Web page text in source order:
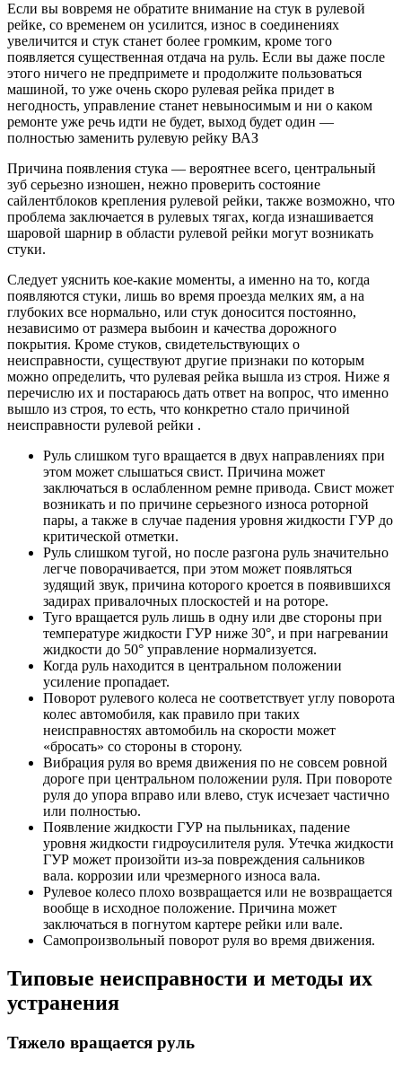
Если вы вовремя не обратите внимание на стук в рулевой
рейке, со временем он усилится, износ в соединениях
увеличится и стук станет более громким, кроме того
появляется существенная отдача на руль. Если вы даже после
этого ничего не предпримете и продолжите пользоваться
машиной, то уже очень скоро рулевая рейка придет в
негодность, управление станет невыносимым и ни о каком
ремонте уже речь идти не будет, выход будет один —
полностью заменить рулевую рейку ВАЗ
Причина появления стука — вероятнее всего, центральный
зуб серьезно изношен, нежно проверить состояние
сайлентблоков крепления рулевой рейки, также возможно, что
проблема заключается в рулевых тягах, когда изнашивается
шаровой шарнир в области рулевой рейки могут возникать
стуки.
Следует уяснить кое-какие моменты, а именно на то, когда
появляются стуки, лишь во время проезда мелких ям, а на
глубоких все нормально, или стук доносится постоянно,
независимо от размера выбоин и качества дорожного
покрытия. Кроме стуков, свидетельствующих о
неисправности, существуют другие признаки по которым
можно определить, что рулевая рейка вышла из строя. Ниже я
перечислю их и постараюсь дать ответ на вопрос, что именно
вышло из строя, то есть, что конкретно стало причиной
неисправности рулевой рейки .
Руль слишком туго вращается в двух направлениях при
этом может слышаться свист. Причина может
заключаться в ослабленном ремне привода. Свист может
возникать и по причине серьезного износа роторной
пары, а также в случае падения уровня жидкости ГУР до
критической отметки.
Руль слишком тугой, но после разгона руль значительно
легче поворачивается, при этом может появляться
зудящий звук, причина которого кроется в появившихся
задирах привалочных плоскостей и на роторе.
Туго вращается руль лишь в одну или две стороны при
температуре жидкости ГУР ниже 30°, и при нагревании
жидкости до 50° управление нормализуется.
Когда руль находится в центральном положении
усиление пропадает.
Поворот рулевого колеса не соответствует углу поворота
колес автомобиля, как правило при таких
неисправностях автомобиль на скорости может
«бросать» со стороны в сторону.
Вибрация руля во время движения по не совсем ровной
дороге при центральном положении руля. При повороте
руля до упора вправо или влево, стук исчезает частично
или полностью.
Появление жидкости ГУР на пыльниках, падение
уровня жидкости гидроусилителя руля. Утечка жидкости
ГУР может произойти из-за повреждения сальников
вала. коррозии или чрезмерного износа вала.
Рулевое колесо плохо возвращается или не возвращается
вообще в исходное положение. Причина может
заключаться в погнутом картере рейки или вале.
Самопроизвольный поворот руля во время движения.
Типовые неисправности и методы их
устранения
Тяжело вращается руль